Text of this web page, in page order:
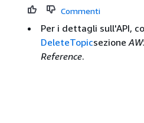
Commenti
Per i dettagli sull'API,
DeleteTopicsezione
Reference.